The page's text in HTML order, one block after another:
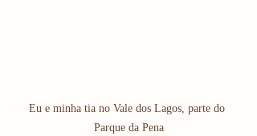
Eu e minha tia no Vale dos Lagos, parte do
Parque da Pena